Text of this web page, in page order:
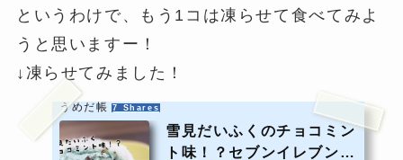
というわけで、もう1コは凍らせて食べてみよ
うと思いますー！
↓凍らせてみました！
うめだ帳 7 Shares
雪見だいふくのチョコミン
ト味！？セブンイレブンの